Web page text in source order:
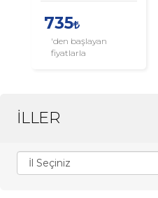
735
'den başlayan
fiyatlarla
İLLER